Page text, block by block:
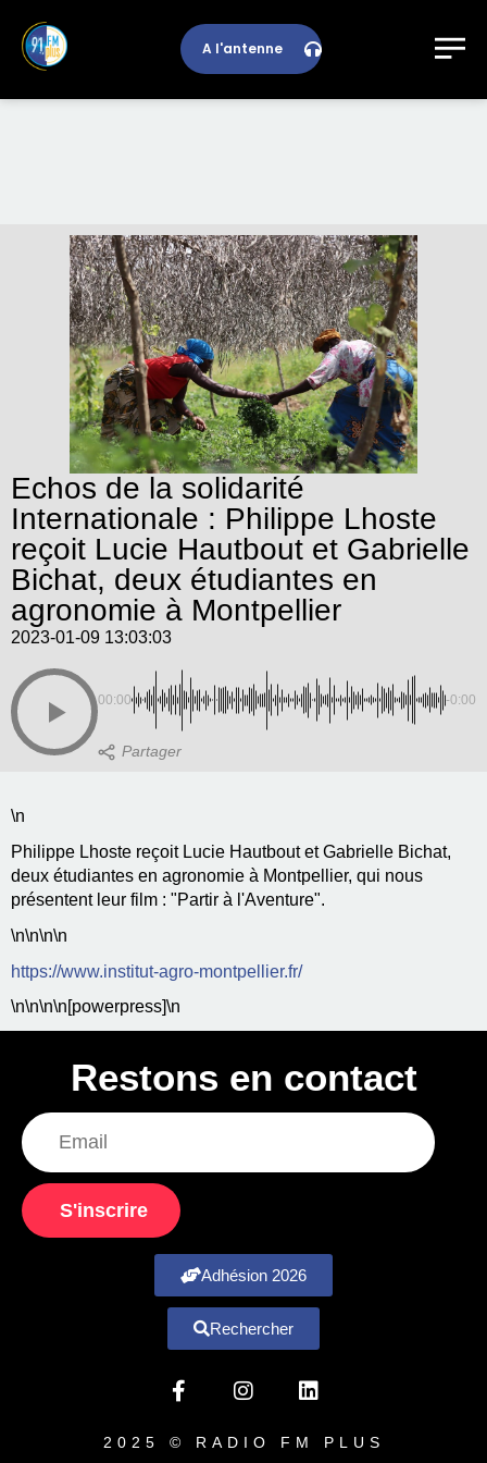
A l'antenne
Echos de la solidarité
Internationale : Philippe Lhoste
reçoit Lucie Hautbout et Gabrielle
Bichat, deux étudiantes en
agronomie à Montpellier
2023-01-09 13:03:03
00:00 -0:00
\n
Philippe Lhoste reçoit Lucie Hautbout et Gabrielle Bichat,
deux étudiantes en agronomie à Montpellier, qui nous
présentent leur film : "Partir à l'Aventure".
\n\n\n\n
https://www.institut-agro-montpellier.fr/
\n\n\n\n[powerpress]\n
Restons en contact
S'inscrire
Adhésion 2026
Rechercher
2025 © RADIO FM PLUS